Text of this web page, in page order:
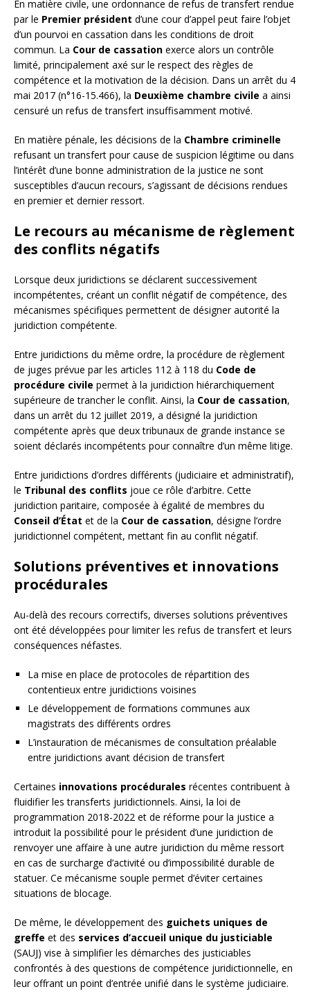
En matière civile, une ordonnance de refus de transfert rendue
par le Premier président d’une cour d’appel peut faire l’objet
d’un pourvoi en cassation dans les conditions de droit
commun. La Cour de cassation exerce alors un contrôle
limité, principalement axé sur le respect des règles de
compétence et la motivation de la décision. Dans un arrêt du 4
mai 2017 (n°16-15.466), la Deuxième chambre civile a ainsi
censuré un refus de transfert insuffisamment motivé.
En matière pénale, les décisions de la Chambre criminelle
refusant un transfert pour cause de suspicion légitime ou dans
l’intérêt d’une bonne administration de la justice ne sont
susceptibles d’aucun recours, s’agissant de décisions rendues
en premier et dernier ressort.
Le recours au mécanisme de règlement
des conflits négatifs
Lorsque deux juridictions se déclarent successivement
incompétentes, créant un conflit négatif de compétence, des
mécanismes spécifiques permettent de désigner autorité la
juridiction compétente.
Entre juridictions du même ordre, la procédure de règlement
de juges prévue par les articles 112 à 118 du Code de
procédure civile permet à la juridiction hiérarchiquement
supérieure de trancher le conflit. Ainsi, la Cour de cassation,
dans un arrêt du 12 juillet 2019, a désigné la juridiction
compétente après que deux tribunaux de grande instance se
soient déclarés incompétents pour connaître d’un même litige.
Entre juridictions d’ordres différents (judiciaire et administratif),
le Tribunal des conflits joue ce rôle d’arbitre. Cette
juridiction paritaire, composée à égalité de membres du
Conseil d’État et de la Cour de cassation, désigne l’ordre
juridictionnel compétent, mettant fin au conflit négatif.
Solutions préventives et innovations
procédurales
Au-delà des recours correctifs, diverses solutions préventives
ont été développées pour limiter les refus de transfert et leurs
conséquences néfastes.
La mise en place de protocoles de répartition des
contentieux entre juridictions voisines
Le développement de formations communes aux
magistrats des différents ordres
L’instauration de mécanismes de consultation préalable
entre juridictions avant décision de transfert
Certaines innovations procédurales récentes contribuent à
fluidifier les transferts juridictionnels. Ainsi, la loi de
programmation 2018-2022 et de réforme pour la justice a
introduit la possibilité pour le président d’une juridiction de
renvoyer une affaire à une autre juridiction du même ressort
en cas de surcharge d’activité ou d’impossibilité durable de
statuer. Ce mécanisme souple permet d’éviter certaines
situations de blocage.
De même, le développement des guichets uniques de
greffe et des services d’accueil unique du justiciable
(SAUJ) vise à simplifier les démarches des justiciables
confrontés à des questions de compétence juridictionnelle, en
leur offrant un point d’entrée unifié dans le système judiciaire.